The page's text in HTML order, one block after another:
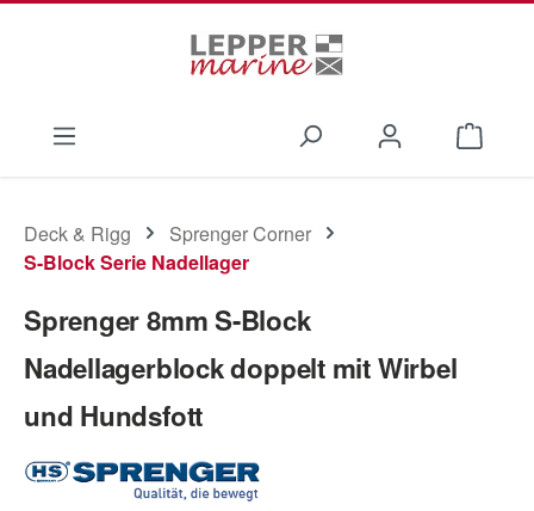
Deck & Rigg
Sprenger Corner
S-Block Serie Nadellager
Sprenger 8mm S-Block
Nadellagerblock doppelt mit Wirbel
und Hundsfott